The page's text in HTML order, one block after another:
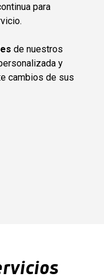
para
de nuestros
y
cambios de sus